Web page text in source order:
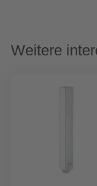
Weitere